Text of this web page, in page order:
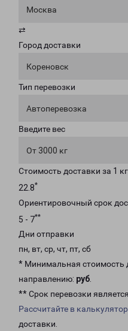
Москва
⇄
Город доставки
Кореновск
Тип перевозки
Автоперевозка
Введите вес
От 3000 кг
Стоимость доставки за 1
22.8*
Ориентировочный срок
5 - 7**
Дни отправки
пн, вт, ср, чт, пт, сб
* Минимальная стоимость
направлению: руб.
** Срок перевозки является
Рассчитайте в
доставки.